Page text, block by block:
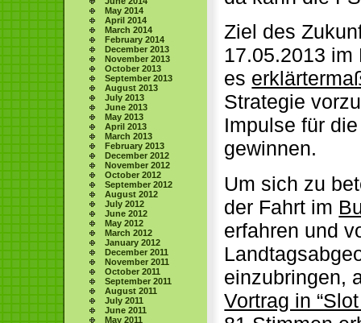
May 2014
April 2014
March 2014
February 2014
December 2013
November 2013
October 2013
September 2013
August 2013
July 2013
June 2013
May 2013
April 2013
March 2013
February 2013
December 2012
November 2012
October 2012
September 2012
August 2012
July 2012
June 2012
May 2012
March 2012
January 2012
December 2011
November 2011
October 2011
September 2011
August 2011
July 2011
June 2011
May 2011
Ziel des
17.05.2013 im
es
Strategie
Impulse für
gewinnen.
Um sich zu
der Fahrt im
erfahren und
einzubringen,
Vortrag in